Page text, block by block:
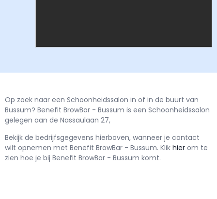
Op zoek naar een Schoonheidssalon in of in de buurt van
Bussum? Benefit BrowBar - Bussum is een Schoonheidssalon
gelegen aan de Nassaulaan 27,
Bekijk de bedrijfsgegevens hierboven, wanneer je contact
wilt opnemen met Benefit BrowBar - Bussum. Klik hier om te
zien hoe je bij Benefit BrowBar - Bussum komt.